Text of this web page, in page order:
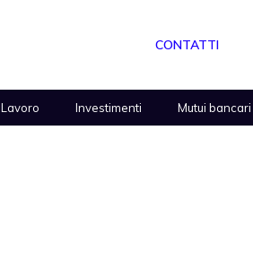
CONTATTI
Lavoro Investimenti Mutui bancari